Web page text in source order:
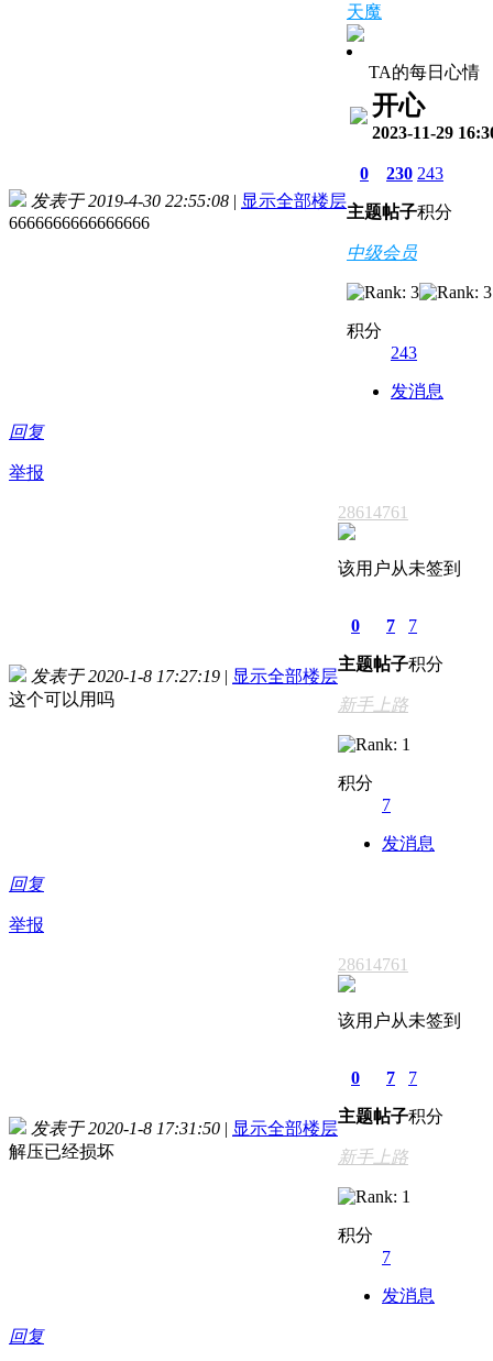
发表于 2019-4-30 22:55:08 | 显示全部楼层
6666666666666666
天魔
TA的每日心情
开心
2023-11-29
0
主题
230
帖子
243
积分
中级会员
积分
243
发消息
回复
举报
发表于 2020-1-8 17:27:19 | 显示全部楼层
这个可以用吗
28614761
该用户从未签到
0
主题
7
帖子
7
积分
新手上路
积分
7
发消息
回复
举报
发表于 2020-1-8 17:31:50 | 显示全部楼层
解压已经损坏
28614761
该用户从未签到
0
主题
7
帖子
7
积分
新手上路
积分
7
发消息
回复